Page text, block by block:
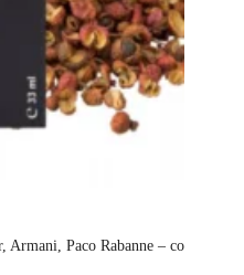
Armani, Paco Rabanne – co